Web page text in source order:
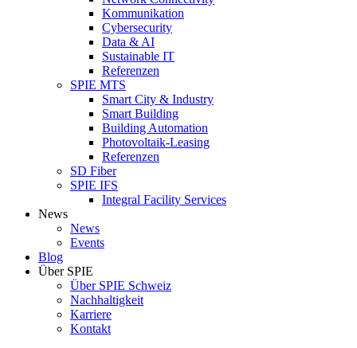
Kommunikation
Cybersecurity
Data & AI
Sustainable IT
Referenzen
SPIE MTS
Smart City & Industry
Smart Building
Building Automation
Photovoltaik-Leasing
Referenzen
SD Fiber
SPIE IFS
Integral Facility Services
News
News
Events
Blog
Über SPIE
Über SPIE Schweiz
Nachhaltigkeit
Karriere
Kontakt